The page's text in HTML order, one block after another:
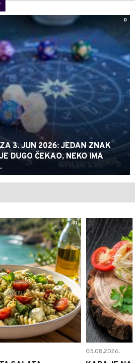
0
3. JUN 2026: JEDAN ZNAK
DUGO ČEKAO, NEKO IMA
0
05.08.2026.